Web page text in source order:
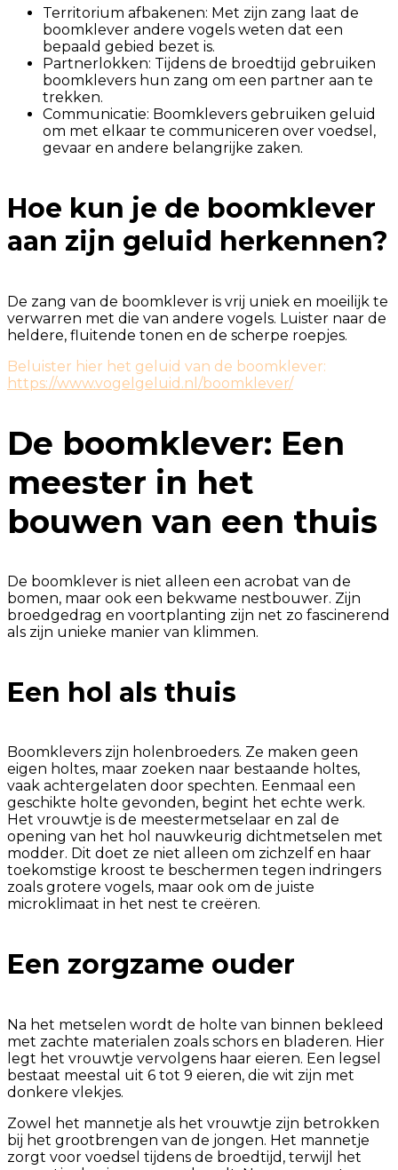
Territorium afbakenen: Met zijn zang laat de
boomklever andere vogels weten dat een
bepaald gebied bezet is.
Partnerlokken: Tijdens de broedtijd gebruiken
boomklevers hun zang om een partner aan te
trekken.
Communicatie: Boomklevers gebruiken geluid
om met elkaar te communiceren over voedsel,
gevaar en andere belangrijke zaken.
Hoe kun je de boomklever
aan zijn geluid herkennen?
De zang van de boomklever is vrij uniek en moeilijk te
verwarren met die van andere vogels. Luister naar de
heldere, fluitende tonen en de scherpe roepjes.
Beluister hier het geluid van de boomklever:
https://www.vogelgeluid.nl/boomklever/
De boomklever: Een
meester in het
bouwen van een thuis
De boomklever is niet alleen een acrobat van de
bomen, maar ook een bekwame nestbouwer. Zijn
broedgedrag en voortplanting zijn net zo fascinerend
als zijn unieke manier van klimmen.
Een hol als thuis
Boomklevers zijn holenbroeders. Ze maken geen
eigen holtes, maar zoeken naar bestaande holtes,
vaak achtergelaten door spechten. Eenmaal een
geschikte holte gevonden, begint het echte werk.
Het vrouwtje is de meestermetselaar en zal de
opening van het hol nauwkeurig dichtmetselen met
modder. Dit doet ze niet alleen om zichzelf en haar
toekomstige kroost te beschermen tegen indringers
zoals grotere vogels, maar ook om de juiste
microklimaat in het nest te creëren.
Een zorgzame ouder
Na het metselen wordt de holte van binnen bekleed
met zachte materialen zoals schors en bladeren. Hier
legt het vrouwtje vervolgens haar eieren. Een legsel
bestaat meestal uit 6 tot 9 eieren, die wit zijn met
donkere vlekjes.
Zowel het mannetje als het vrouwtje zijn betrokken
bij het grootbrengen van de jongen. Het mannetje
zorgt voor voedsel tijdens de broedtijd, terwijl het